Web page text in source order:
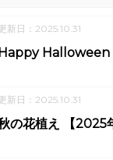
新日：2025.10.31
Happy Halloween
新日：2025.10.31
の花植え 【2025